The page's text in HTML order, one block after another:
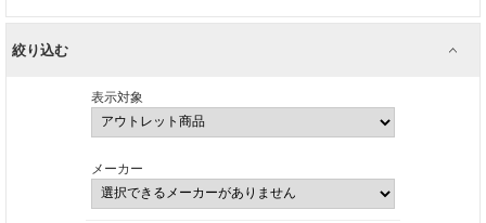
絞り込む
表示対象
メーカー